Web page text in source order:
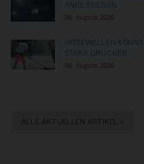
ANGESTIEGEN
06. August 2026
HITZEWELLEN
STARK DRÜCKEN
06. August 2026
ALLE AKTUELLEN ARTIKEL »